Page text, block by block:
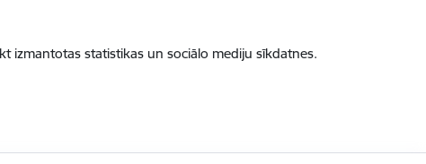
izmantotas statistikas un sociālo mediju sīkdatnes.